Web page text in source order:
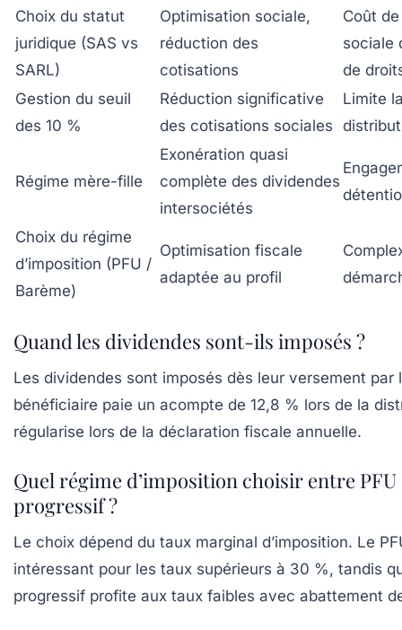
Choix du statut
juridique (SAS vs
SARL)
Optimisation sociale,
réduction des
cotisations
Coût
sociale
de
Gestion du seuil
des 10 %
Réduction significative
des cotisations sociales
Limite
Régime mère-fille
Exonération quasi
complète des dividendes
intersociétés
Choix du régime
d’imposition (PFU /
Barème)
Optimisation fiscale
adaptée au profil
Quand les dividendes sont-ils imposés ?
Les dividendes sont imposés dès leur versement par
bénéficiaire paie un acompte de 12,8 % lors de la
régularise lors de la déclaration fiscale annuelle.
Quel régime d’imposition choisir entre
progressif ?
Le choix dépend du taux marginal d’imposition. Le
intéressant pour les taux supérieurs à 30 %, tandis
progressif profite aux taux faibles avec abattement